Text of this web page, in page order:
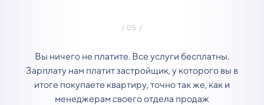
Вы ничего не платите. Все услуги бесплатны.
Зарплату нам платит застройщик, у которого вы в
итоге покупаете квартиру, точно так же, как и
менеджерам своего отдела продаж